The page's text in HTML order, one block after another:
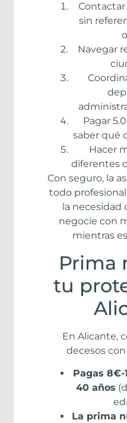
sin
Navegar
Pagar
saber qué
Hacer
diferentes
Con seguro, la
todo
la
negocie con
mientras
Prima
tu
En Alicante,
decesos
Pagas 8€-
40 años
La prima